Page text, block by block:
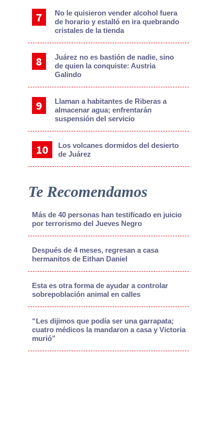
No le quisieron vender alcohol fuera
de horario y estalló en ira quebrando
cristales de la tienda
Juárez no es bastión de nadie, sino
de quien la conquiste: Austria
Galindo
Llaman a habitantes de Riberas a
almacenar agua; enfrentarán
suspensión del servicio
Los volcanes dormidos del desierto
de Juárez
Te Recomendamos
Más de 40 personas han testificado en juicio
por terrorismo del Jueves Negro
Después de 4 meses, regresan a casa
hermanitos de Eithan Daniel
Esta es otra forma de ayudar a controlar
sobrepoblación animal en calles
“Les dijimos que podía ser una garrapata;
cuatro médicos la mandaron a casa y Victoria
murió”